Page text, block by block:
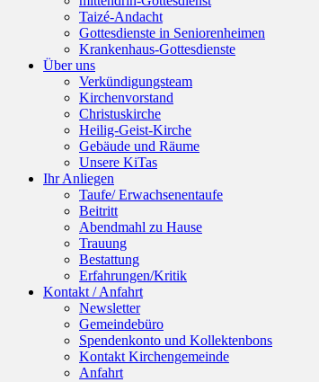
Taizé-Andacht
Gottesdienste in Seniorenheimen
Krankenhaus-Gottesdienste
Über uns
Verkündigungsteam
Kirchenvorstand
Christuskirche
Heilig-Geist-Kirche
Gebäude und Räume
Unsere KiTas
Ihr Anliegen
Taufe/ Erwachsenentaufe
Beitritt
Abendmahl zu Hause
Trauung
Bestattung
Erfahrungen/Kritik
Kontakt / Anfahrt
Newsletter
Gemeindebüro
Spendenkonto und Kollektenbons
Kontakt Kirchengemeinde
Anfahrt